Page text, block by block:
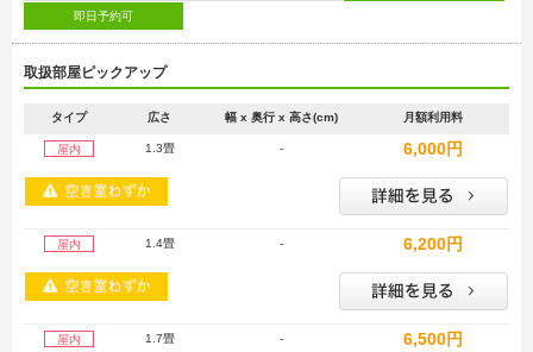
即日予約可
取扱部屋ピックアップ
タイプ 広さ 幅 x 奥行 x 高さ(cm) 月額利用料
屋内 1.3畳 - 6,000円
屋内 1.4畳 - 6,200円
屋内 1.7畳 - 6,500円